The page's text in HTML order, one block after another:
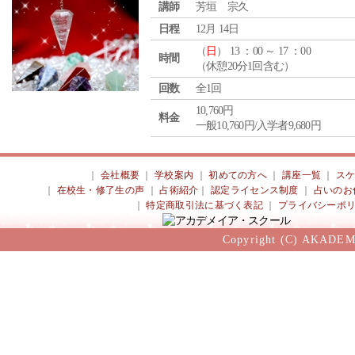
講師
芳垣 宗久
日程
12月 14日
時間
（ 日 ） 13 ：00 ～ 17 ：00
（休憩20分1回含む）
回数
全1回
料金
10,760円
一般10,760円/入学者9,680円
会社概要 ｜学校案内 ｜初めての方へ 講座一覧
ス
在校生・修了生の声 ｜占術紹介 ｜認定ライセンス制度
占いのお
｜特定商取引法に基づく表記 プライバシーポ
Copyright (C)